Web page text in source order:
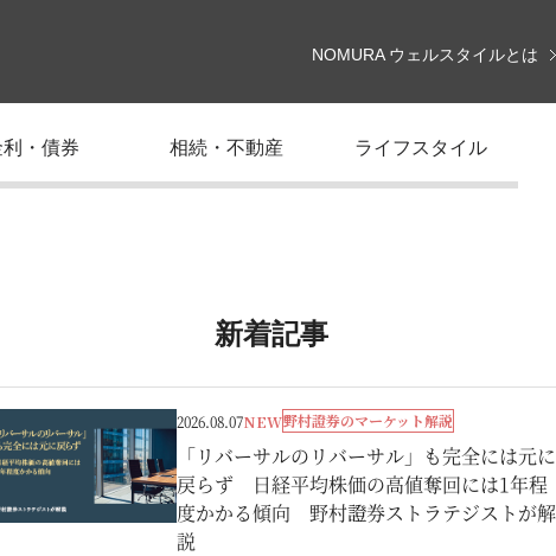
NOMURA ウェルスタイルとは
利・債券 相続・不動産 ライフスタイル
新着記事
2026.08.07NEW野村證券のマーケット解説
「リバーサルのリバーサル」も完全には元に
戻らず 日経平均株価の高値奪回には1年程
度かかる傾向 野村證券ストラテジストが解
説